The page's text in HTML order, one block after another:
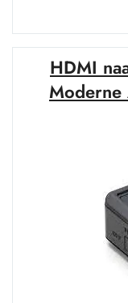
HDMI
Moderne